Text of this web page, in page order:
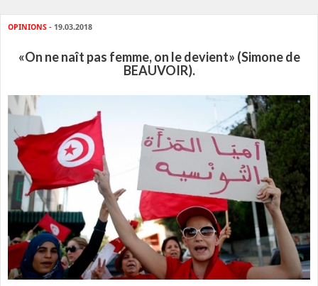
OPINIONS - 19.03.2018
«On ne naît pas femme, on le devient» (Simone de
BEAUVOIR).